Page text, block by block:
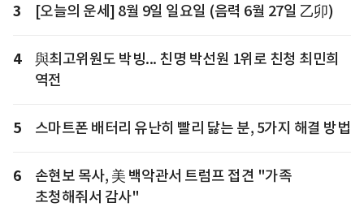
3 [오늘의 운세] 8월 9일 일요일 (음력 6월 27일 乙卯)
4
與최고위원도 박빙... 친명 박선원 1위로 친청 최민희
역전
5 스마트폰 배터리 유난히 빨리 닳는 분, 5가지 해결 방법
6
손현보 목사, 美 백악관서 트럼프 접견 "가족
초청해줘서 감사"